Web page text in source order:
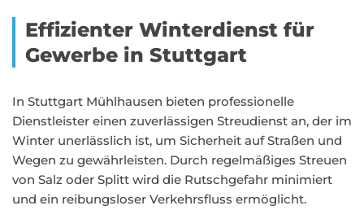
Effizienter Winterdienst für
Gewerbe in Stuttgart
In Stuttgart Mühlhausen bieten professionelle
Dienstleister einen zuverlässigen Streudienst an, der im
Winter unerlässlich ist, um Sicherheit auf Straßen und
Wegen zu gewährleisten. Durch regelmäßiges Streuen
von Salz oder Splitt wird die Rutschgefahr minimiert
und ein reibungsloser Verkehrsfluss ermöglicht.